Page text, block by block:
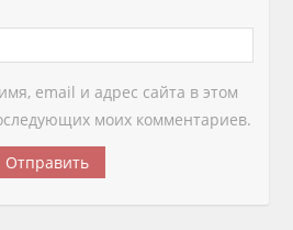
email и адрес сайта в этом
моих комментариев.